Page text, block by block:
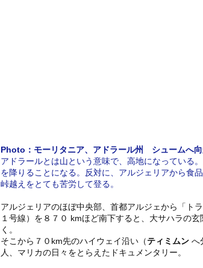
Photo：モーリタニア、アドラール州　シュームへ
アドラールとは山という意味で、高地になっている
を降りることになる。反対に、アルジェリアから食
峠越えをとても苦労して登る。
アルジェリアのほぼ中央部、首都アルジェから「ト
１号線）を８７０ kmほど南下すると、大サハラの玄
く。
そこから７０km先のハイウェイ沿い（ティミムン へ
人、マリカの日々をとらえたドキュメンタリー。